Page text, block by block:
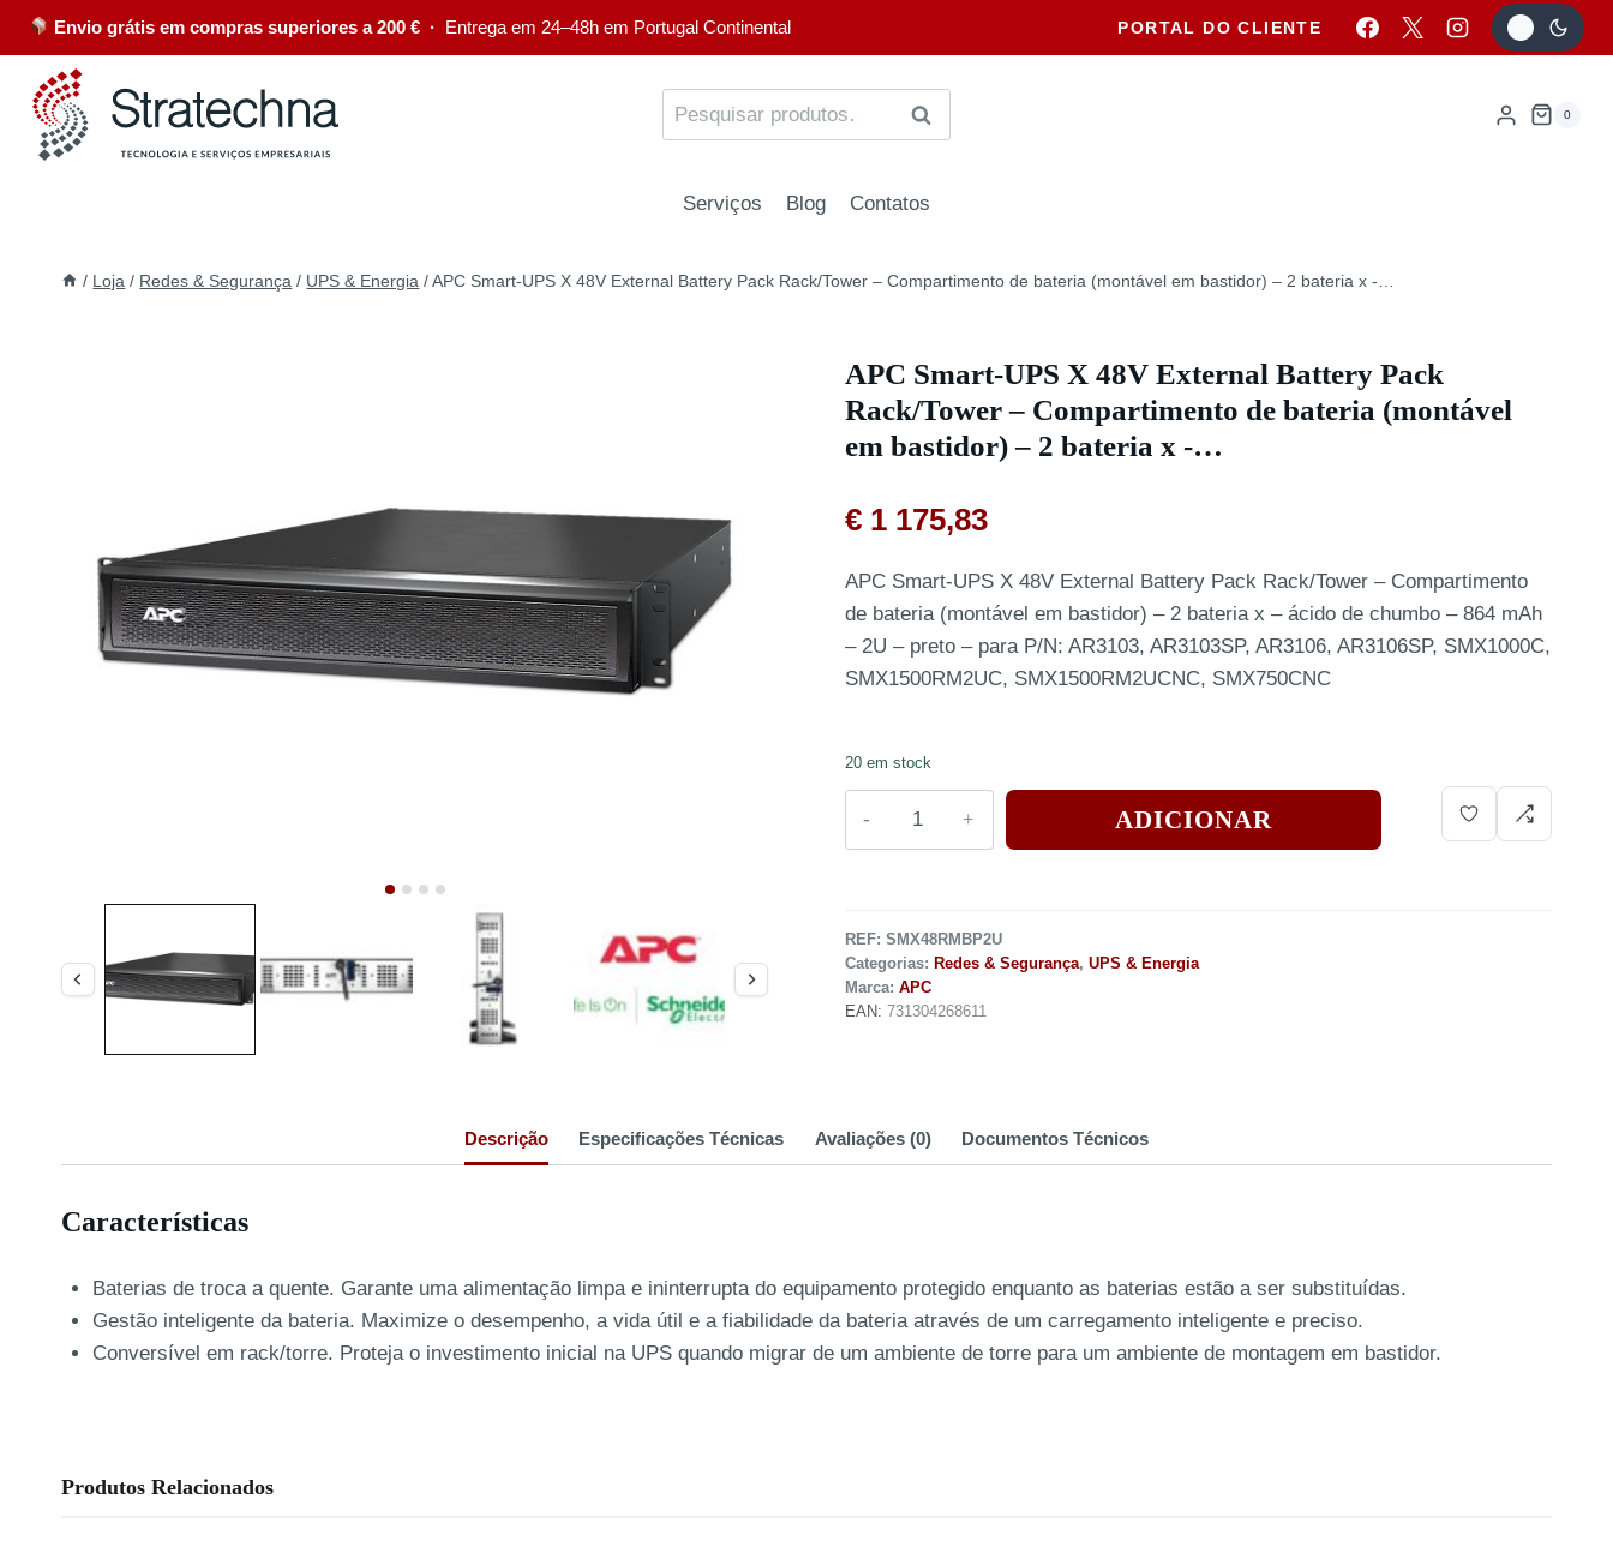
Envio grátis em compras superiores a 200 € · Entrega em 24–48h em Portugal Continental PORTAL DO CLIENTE
PESQUISA 0
Serviços Blog Contatos
/ Loja / Redes & Segurança / UPS & Energia / APC Smart-UPS X 48V External Battery Pack Rack/Tower – Compartimento de bateria (montável em bastidor) – 2 bateria x -…
APC Smart-UPS X 48V External Battery Pack
Rack/Tower – Compartimento de bateria (montável
em bastidor) – 2 bateria x -…
€ 1 175,83
APC Smart-UPS X 48V External Battery Pack Rack/Tower – Compartimento
de bateria (montável em bastidor) – 2 bateria x – ácido de chumbo – 864 mAh
– 2U – preto – para P/N: AR3103, AR3103SP, AR3106, AR3106SP, SMX1000C,
SMX1500RM2UC, SMX1500RM2UCNC, SMX750CNC
20 em stock
ADICIONAR
REF: SMX48RMBP2U
Categorias: Redes & Segurança, UPS & Energia
Marca: APC
EAN: 731304268611
Descrição Especificações Técnicas Avaliações (0) Documentos Técnicos
Características
Baterias de troca a quente. Garante uma alimentação limpa e ininterrupta do equipamento protegido enquanto as baterias estão a ser substituídas.
Gestão inteligente da bateria. Maximize o desempenho, a vida útil e a fiabilidade da bateria através de um carregamento inteligente e preciso.
Conversível em rack/torre. Proteja o investimento inicial na UPS quando migrar de um ambiente de torre para um ambiente de montagem em bastidor.
Produtos Relacionados